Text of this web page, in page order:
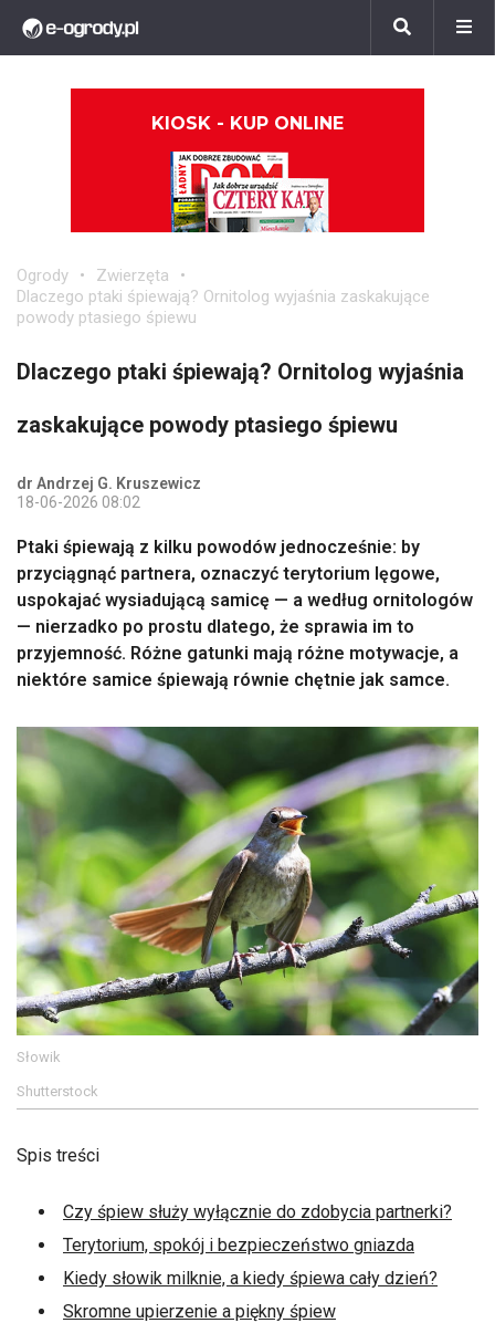
KIOSK - KUP ONLINE
Ogrody
Zwierzęta
Dlaczego ptaki śpiewają? Ornitolog wyjaśnia zaskakujące
powody ptasiego śpiewu
Dlaczego ptaki śpiewają? Ornitolog wyjaśnia
zaskakujące powody ptasiego śpiewu
dr Andrzej G. Kruszewicz
18-06-2026 08:02
Ptaki śpiewają z kilku powodów jednocześnie: by
przyciągnąć partnera, oznaczyć terytorium lęgowe,
uspokajać wysiadującą samicę — a według ornitologów
— nierzadko po prostu dlatego, że sprawia im to
przyjemność. Różne gatunki mają różne motywacje, a
niektóre samice śpiewają równie chętnie jak samce.
Słowik
Shutterstock
Spis treści
Czy śpiew służy wyłącznie do zdobycia partnerki?
Terytorium, spokój i bezpieczeństwo gniazda
Kiedy słowik milknie, a kiedy śpiewa cały dzień?
Skromne upierzenie a piękny śpiew